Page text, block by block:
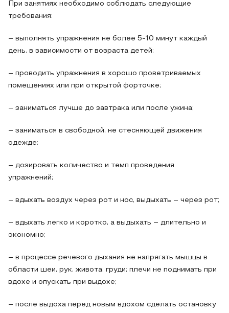
При занятиях необходимо соблюдать следующие
требования:
– выполнять упражнения не более 5-10 минут каждый
день, в зависимости от возраста детей;
– проводить упражнения в хорошо проветриваемых
помещениях или при открытой форточке;
– заниматься лучше до завтрака или после ужина;
– заниматься в свободной, не стесняющей движения
одежде;
– дозировать количество и темп проведения
упражнений;
– вдыхать воздух через рот и нос, выдыхать – через рот;
– вдыхать легко и коротко, а выдыхать – длительно и
экономно;
– в процессе речевого дыхания не напрягать мышцы в
области шеи, рук, живота, груди; плечи не поднимать при
вдохе и опускать при выдохе;
– после выдоха перед новым вдохом сделать остановку